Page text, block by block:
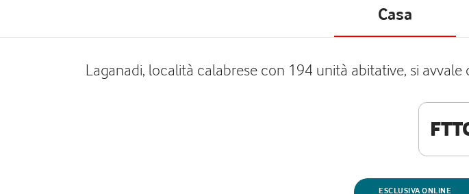
Casa
Laganadi, località calabrese con 194 unità abitative, si
ESCLUSIVA ONLINE